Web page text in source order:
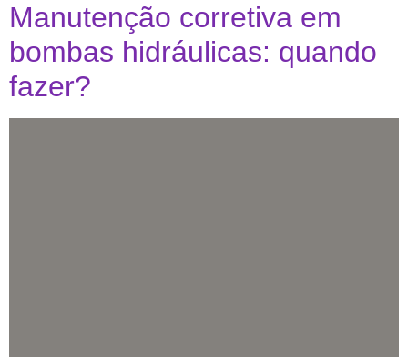
Manutenção corretiva em
bombas hidráulicas: quando
fazer?